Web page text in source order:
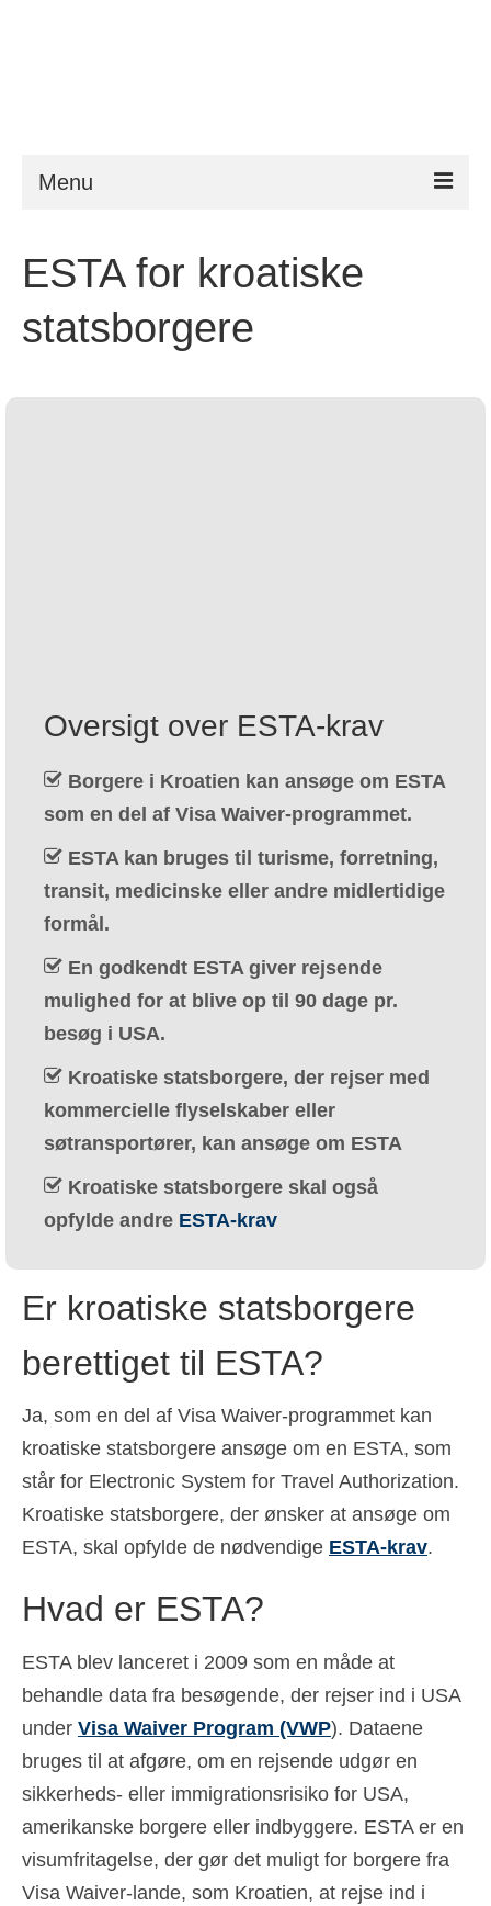
Menu
Krav
FAQ
Nederlands(Dutch)
English
Finnish
Deutsch( German)
Ελληνικά(Greek )
Magyar (Hungarian
Italiano(Italian)
日本語(Japanese)
Polski(Polish)
Português Portuguese, Portugal
Slovenčina(Slovak)
Slovenščina( Slovenian)
Español Spanish
Svenska( Swedish)
ESTA for kroatiske
statsborgere
Oversigt over ESTA-krav
Borgere i Kroatien kan ansøge om ESTA
som en del af Visa Waiver-programmet.
ESTA kan bruges til turisme, forretning,
transit, medicinske eller andre midlertidige
formål.
En godkendt ESTA giver rejsende
mulighed for at blive op til 90 dage pr.
besøg i USA.
Kroatiske statsborgere, der rejser med
kommercielle flyselskaber eller
søtransportører, kan ansøge om ESTA
Kroatiske statsborgere skal også
opfylde andre ESTA-krav
Er kroatiske statsborgere
berettiget til ESTA?
Ja, som en del af Visa Waiver-programmet kan
kroatiske statsborgere ansøge om en ESTA, som
står for Electronic System for Travel Authorization.
Kroatiske statsborgere, der ønsker at ansøge om
ESTA, skal opfylde de nødvendige ESTA-krav.
Hvad er ESTA?
ESTA blev lanceret i 2009 som en måde at
behandle data fra besøgende, der rejser ind i USA
under Visa Waiver Program (VWP). Dataene
bruges til at afgøre, om en rejsende udgør en
sikkerheds- eller immigrationsrisiko for USA,
amerikanske borgere eller indbyggere. ESTA er en
visumfritagelse, der gør det muligt for borgere fra
Visa Waiver-lande, som Kroatien, at rejse ind i